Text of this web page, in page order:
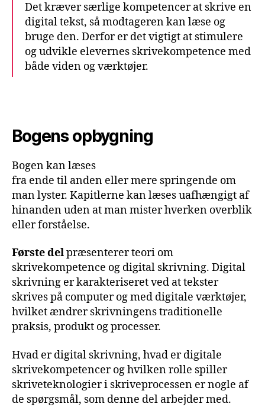
Det kræver særlige kompetencer at skrive en
digital tekst, så modtageren kan læse og
bruge den. Derfor er det vigtigt at stimulere
og udvikle elevernes skrivekompetence med
både viden og værktøjer.
Bogens opbygning
Bogen kan læses
fra ende til anden eller mere springende om
man lyster. Kapitlerne kan læses uafhængigt af
hinanden uden at man mister hverken overblik
eller forståelse.
Første delpræsenterer teori om
skrivekompetence og digital skrivning. Digital
skrivning er karakteriseret ved at tekster
skrives på computer og med digitale værktøjer,
hvilket ændrer skrivningens traditionelle
praksis, produkt og processer.
Hvad er digital skrivning, hvad er digitale
skrivekompetencer og hvilken rolle spiller
skriveteknologier i skriveprocessen er nogle af
de spørgsmål, som denne del arbejder med.